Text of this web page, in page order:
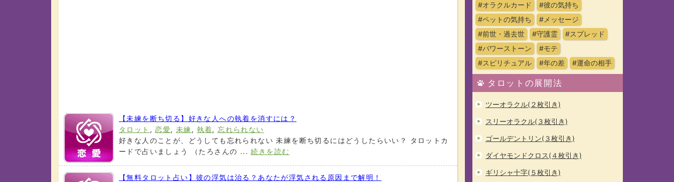
【未練を断ち切る】好きな人への執着を消すには？
タロット ,恋愛,未練 , 執着,忘れられない
好きな人のことが、どうしても忘れられない 未練を断ち切るにはどうしたらいい？ タロットカ
ードで占いましょう （たろさんの ...続きを読む
【無料タロット占い】彼の浮気は治る？あなたが浮気される原因まで解明！
#オラクルカード
#彼の気持ち
#ペットの気持ち
#メッセージ
#前世・過去世
#守護霊
#スプレッド
#パワーストーン
#モテ
#スピリチュアル
#年の差 #運命の相手
タロットの展開法
ツーオラクル(２枚引き)
スリーオラクル(３枚引き)
ゴールデントリン(３枚引き)
ダイヤモンドクロス(４枚引き)
ギリシャ十字(５枚引き)